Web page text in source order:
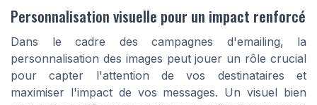
Personnalisation visuelle pour un impact renforcé
Dans le cadre des campagnes d'emailing, la
personnalisation des images peut jouer un rôle crucial
pour capter l'attention de vos destinataires et
maximiser l'impact de vos messages. Un visuel bien